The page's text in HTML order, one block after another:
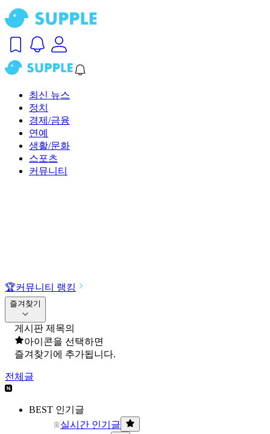
최신 뉴스
정치
경제/금융
연예
생활/문화
스포츠
커뮤니티
🏆커뮤니티 랭킹
즐겨찾기
게시판 제목의
아이콘을 선택하면
즐겨찾기에 추가됩니다.
전체글
BEST 인기글
실시간 인기글